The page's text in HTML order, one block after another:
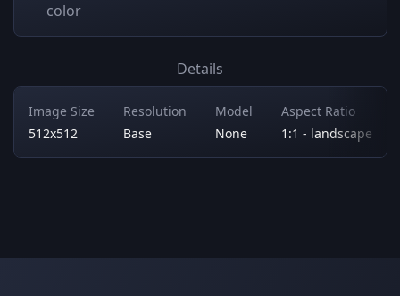
color
Details
Image Size
512x512
Resolution
Base
Model
None
Aspect Ratio
1:1 - landscape